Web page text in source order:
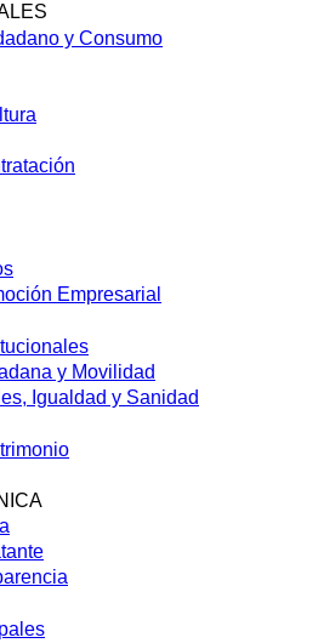
y Consumo
Empresarial
y Movilidad
Igualdad y Sanidad